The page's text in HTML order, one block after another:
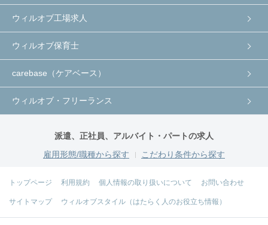
ウィルオブ工場求人
ウィルオブ保育士
carebase（ケアベース）
ウィルオブ・フリーランス
派遣、正社員、アルバイト・パートの求人
雇用形態/職種から探す
こだわり条件から探す
トップページ 利用規約 個人情報の取り扱いについて お問い合わせ
サイトマップ ウィルオブスタイル（はたらく人のお役立ち情報）